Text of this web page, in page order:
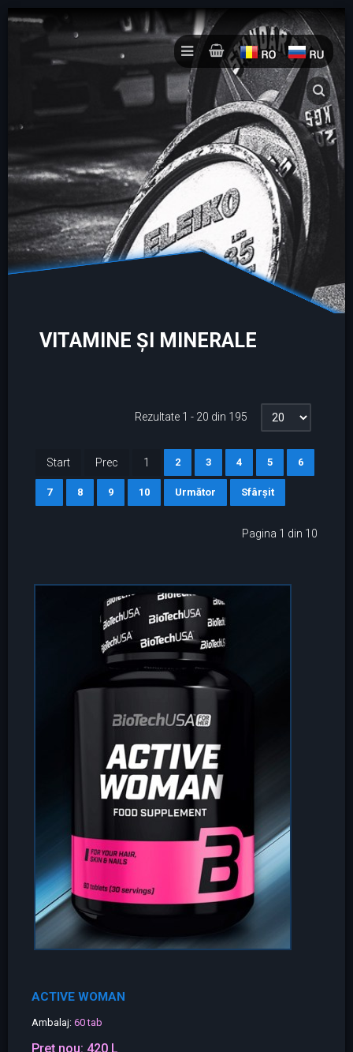
VITAMINE ŞI MINERALE
Rezultate 1 - 20 din 195
Start Prec 1 2 3 4 5 6
7 8 9 10 Următor Sfârșit
Pagina 1 din 10
ACTIVE WOMAN
Ambalaj: 60 tab
Preț nou: 420 L